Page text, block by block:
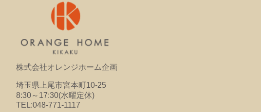
株式会社オレンジホーム企画
埼玉県上尾市宮本町10-25
8:30～17:30(水曜定休)
TEL:048-771-1117